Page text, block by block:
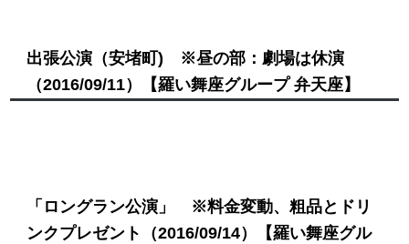
出張公演（安堵町) ※昼の部：劇場は休演
（2016/09/11）
【羅い舞座グループ 弁天座】
「ロングラン公演」 ※料金変動、粗品とドリ
ンクプレゼント
（2016/09/14）
【羅い舞座グル